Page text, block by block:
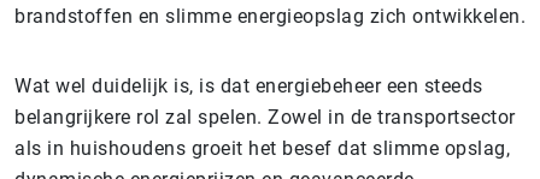
brandstoffen en slimme energieopslag zich ontwikkelen.
Wat wel duidelijk is, is dat energiebeheer een steeds
belangrijkere rol zal spelen. Zowel in de transportsector
als in huishoudens groeit het besef dat slimme opslag,